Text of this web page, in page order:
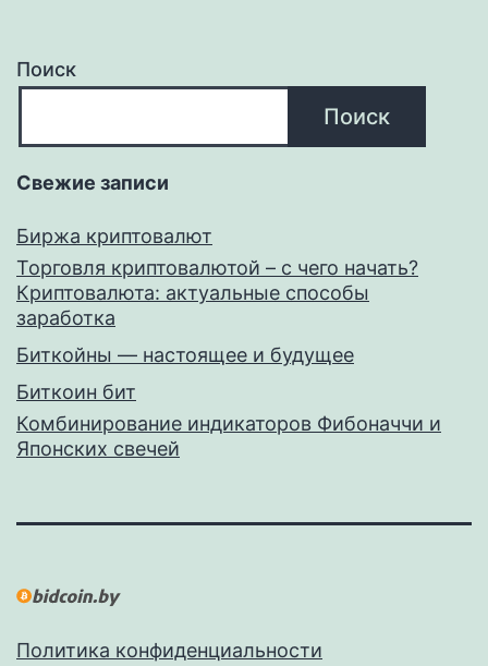
Поиск
Поиск
Свежие записи
Биржа криптовалют
Торговля криптовалютой – с чего начать?
Криптовалюта: актуальные способы
заработка
Биткойны — настоящее и будущее
Биткоин бит
Комбинирование индикаторов Фибоначчи и
Японских свечей
Политика конфиденциальности